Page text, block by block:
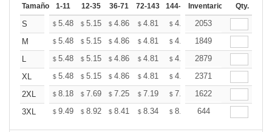
Tamaño 1-11 12-35 36-71 72-143 144-287 288 + Más
Inventario Qty.
S $ 5.48 $ 5.15 $ 4.86 $ 4.81 $ 4.73 $4.69
2053
M
$ 5.48 $ 5.15 $ 4.86 $ 4.81 $ 4.73 $4.69
1849
L
$ 5.48 $ 5.15 $ 4.86 $ 4.81 $ 4.73 $4.69
2879
XL
$ 5.48 $ 5.15 $ 4.86 $ 4.81 $ 4.73 $4.69
2371
2XL
$ 8.18 $ 7.69 $ 7.25 $ 7.19 $ 7.07 $7.01
1622
3XL
$ 9.49 $ 8.92 $ 8.41 $ 8.34 $ 8.20 $8.12
644